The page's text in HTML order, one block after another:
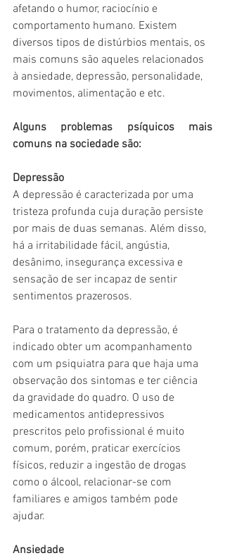
afetando o humor, raciocínio e
comportamento humano. Existem
diversos tipos de distúrbios mentais, os
mais comuns são aqueles relacionados
à ansiedade, depressão, personalidade,
movimentos, alimentação e etc.
Alguns problemas psíquicos mais
comuns na sociedade são:
Depressão
A depressão é caracterizada por uma
tristeza profunda cuja duração persiste
por mais de duas semanas. Além disso,
há a irritabilidade fácil, angústia,
desânimo, insegurança excessiva e
sensação de ser incapaz de sentir
sentimentos prazerosos.
Para o tratamento da depressão, é
indicado obter um acompanhamento
com um psiquiatra para que haja uma
observação dos sintomas e ter ciência
da gravidade do quadro. O uso de
medicamentos antidepressivos
prescritos pelo profissional é muito
comum, porém, praticar exercícios
físicos, reduzir a ingestão de drogas
como o álcool, relacionar-se com
familiares e amigos também pode
ajudar.
Ansiedade